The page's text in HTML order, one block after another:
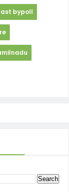
bypoll